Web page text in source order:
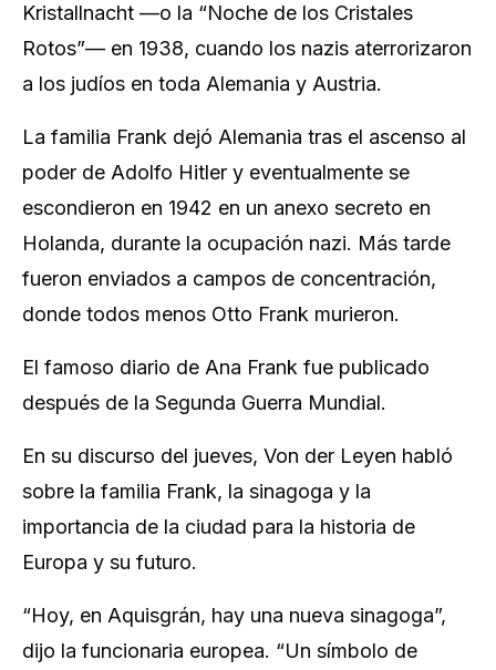
Kristallnacht —o la “Noche de los Cristales
Rotos”— en 1938, cuando los nazis aterrorizaron
a los judíos en toda Alemania y Austria.
La familia Frank dejó Alemania tras el ascenso al
poder de Adolfo Hitler y eventualmente se
escondieron en 1942 en un anexo secreto en
Holanda, durante la ocupación nazi. Más tarde
fueron enviados a campos de concentración,
donde todos menos Otto Frank murieron.
El famoso diario de Ana Frank fue publicado
después de la Segunda Guerra Mundial.
En su discurso del jueves, Von der Leyen habló
sobre la familia Frank, la sinagoga y la
importancia de la ciudad para la historia de
Europa y su futuro.
“Hoy, en Aquisgrán, hay una nueva sinagoga”,
dijo la funcionaria europea. “Un símbolo de